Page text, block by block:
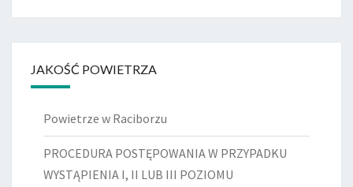
JAKOŚĆ POWIETRZA
Powietrze w Raciborzu
PROCEDURA POSTĘPOWANIA W PRZYPADKU
WYSTĄPIENIA I, II LUB III POZIOMU